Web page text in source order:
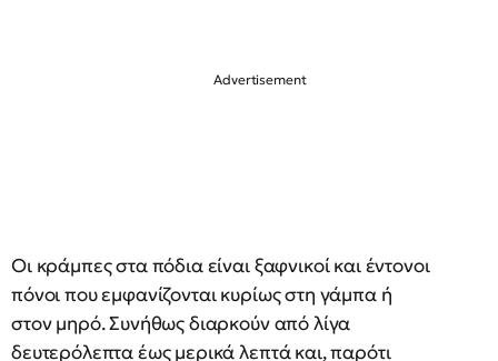
Οι κράμπες στα πόδια είναι ξαφνικοί και έντονοι
πόνοι που εμφανίζονται κυρίως στη γάμπα ή
στον μηρό. Συνήθως διαρκούν από λίγα
δευτερόλεπτα έως μερικά λεπτά και, παρότι